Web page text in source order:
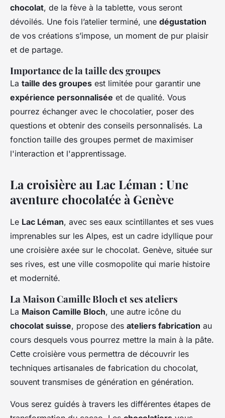
chocolat, de la fève à la tablette, vous seront
dévoilés. Une fois l’atelier terminé, une dégustation
de vos créations s’impose, un moment de pur plaisir
et de partage.
Importance de la taille des groupes
La taille des groupes est limitée pour garantir une
expérience personnalisée et de qualité. Vous
pourrez échanger avec le chocolatier, poser des
questions et obtenir des conseils personnalisés. La
fonction taille des groupes permet de maximiser
l'interaction et l'apprentissage.
La croisière au Lac Léman : Une
aventure chocolatée à Genève
Le Lac Léman, avec ses eaux scintillantes et ses vues
imprenables sur les Alpes, est un cadre idyllique pour
une croisière axée sur le chocolat. Genève, située sur
ses rives, est une ville cosmopolite qui marie histoire
et modernité.
La Maison Camille Bloch et ses ateliers
La Maison Camille Bloch, une autre icône du
chocolat suisse, propose des ateliers fabrication au
cours desquels vous pourrez mettre la main à la pâte.
Cette croisière vous permettra de découvrir les
techniques artisanales de fabrication du chocolat,
souvent transmises de génération en génération.
Vous serez guidés à travers les différentes étapes de